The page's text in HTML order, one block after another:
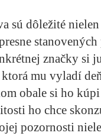
sú dôležité
značky si
mu vyladí
obale si ho
ho chce
pozornosti